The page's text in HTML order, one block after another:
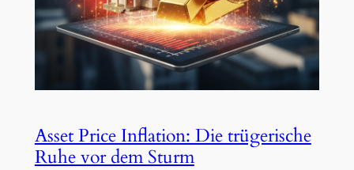
Asset Price Inflation: Die trügerische
Ruhe vor dem Sturm